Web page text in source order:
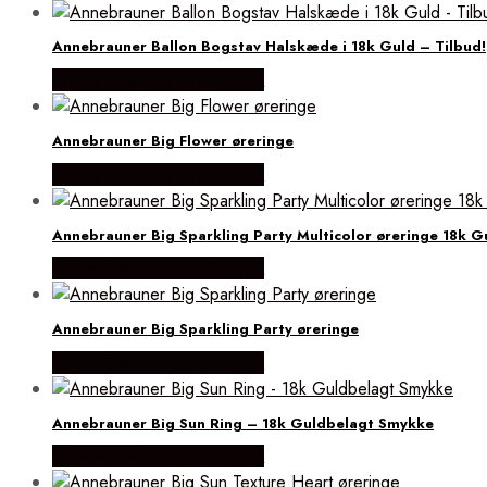
Annebrauner Ballon Bogstav Halskæde i 18k Guld – Tilbud!
Annebrauner Big Flower øreringe
Annebrauner Big Sparkling Party Multicolor øreringe 18k
Annebrauner Big Sparkling Party øreringe
Annebrauner Big Sun Ring – 18k Guldbelagt Smykke